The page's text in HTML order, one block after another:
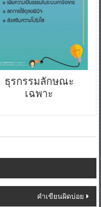
ธุรกรรมลักษณะ
เฉพาะ
คำเขียนผิดบ่อย